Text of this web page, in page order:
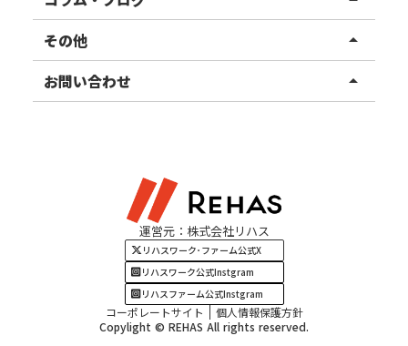
東北エリア
甲信越エリア
四国・九州エリア
事業所ブログ
ご利用者様の声
その他 arrow_drop_up
お知らせ
お問い合わせ arrow_drop_up
運営元：株式会社リハス
リハスワーク･ファーム公式X
リハスワーク公式Instgram
リハスファーム公式Instgram
コーポレートサイト
個人情報保護方針
Copylight © REHAS All rights reserved.